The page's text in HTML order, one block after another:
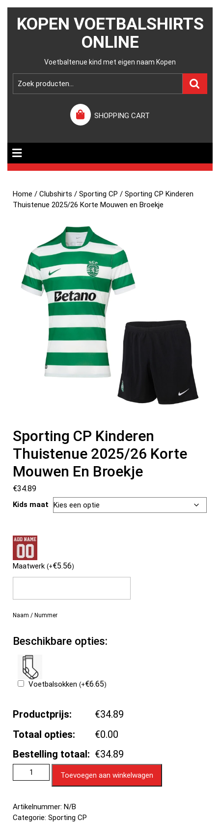
KOPEN VOETBALSHIRTS
ONLINE
Voetbaltenue kind met eigen naam Kopen
SHOPPING CART
Home /Clubshirts /Sporting CP / Sporting CP Kinderen
Thuistenue 2025/26 Korte Mouwen en Broekje
Sporting CP Kinderen
Thuistenue 2025/26 Korte
Mouwen En Broekje
€34.89
Kids maat
Maatwerk(+€5.56)
Naam / Nummer
Beschikbare opties:
Voetbalsokken(+€6.65)
Productprijs:
€34.89
Totaal opties:
€0.00
Bestelling totaal: €34.89
Toevoegen aan winkelwagen
Artikelnummer:N/B
Categorie:Sporting CP